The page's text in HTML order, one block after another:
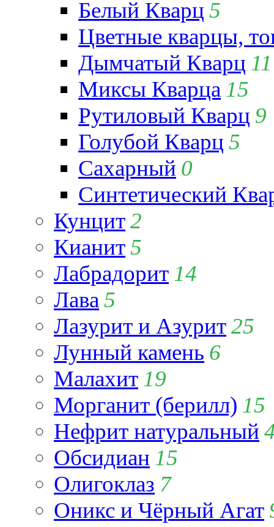
Белый Кварц 5
Цветные кварцы,
Дымчатый Кварц 11
Миксы Кварца 15
Рутиловый Кварц 9
Голубой Кварц 5
Сахарный 0
Синтетический
Кунцит2
Кианит5
Лабрадорит 14
Лава 5
Лазурит и Азурит25
Лунный камень 6
Малахит 19
Морганит (берилл) 15
Нефрит натуральный
Обсидиан 15
Олигоклаз 7
Оникс и Чёрный Агат